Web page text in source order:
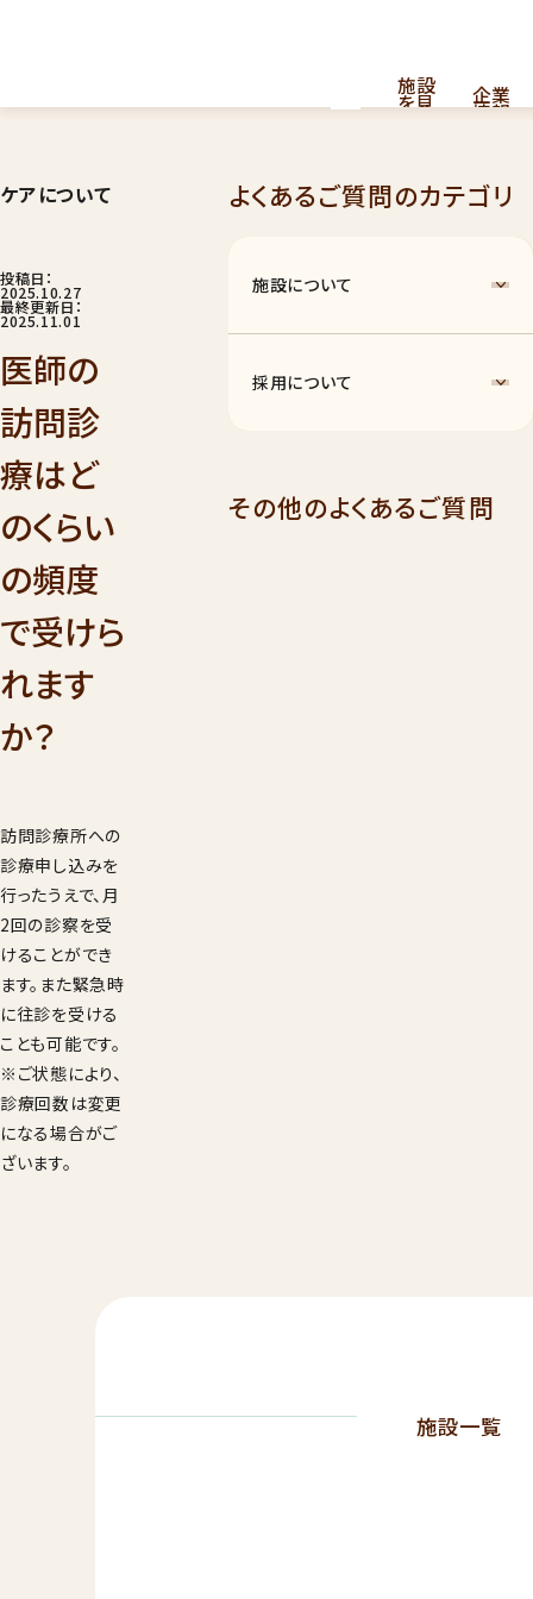
看護・介護提供型共同住宅
採用
施設
を見 企業
情報
お
ケアについて
投稿日：
2025.10.27
最終更新日：
2025.11.01
医師の
訪問診
療はど
のくらい
の頻度
で受けら
れます
か？
訪問診療所への
診療申し込みを
行ったうえで、月
2回の診察を受
けることができ
ます。また緊急時
に往診を受ける
ことも可能です。
※ご状態により、
診療回数は変更
になる場合がご
ざいます。
よくあるご質問のカテゴリ
施設について
採用について
その他のよくあるご質問
施設一覧